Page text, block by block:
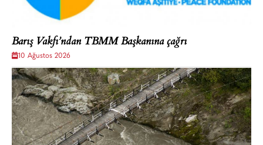
Barış Vakfı’ndan TBMM Başkanına çağrı
10 Ağustos 2026